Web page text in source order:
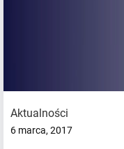
Aktualności
6 marca, 2017